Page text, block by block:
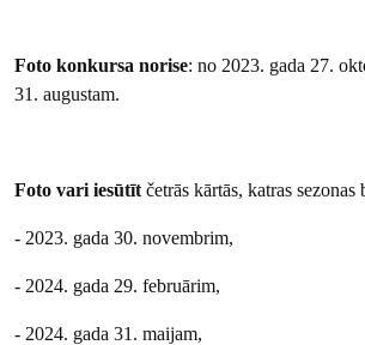
Foto konkursa norise: no 2023. gada 27.
31. augustam.
Foto vari iesūtīt četrās kārtās, katras sezonas
- 2023. gada 30. novembrim,
- 2024. gada 29. februārim,
- 2024. gada 31. maijam,